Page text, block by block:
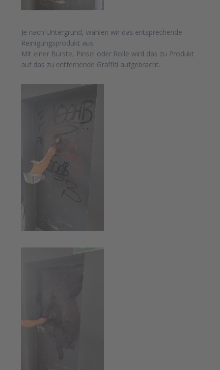
Je nach Untergrund, wählen wir das entsprechende
Reinigungsprodukt aus.
Mit einer Bürste, Pinsel oder Rolle wird das zu Produkt
auf das zu entfernende Graffiti aufgebracht.